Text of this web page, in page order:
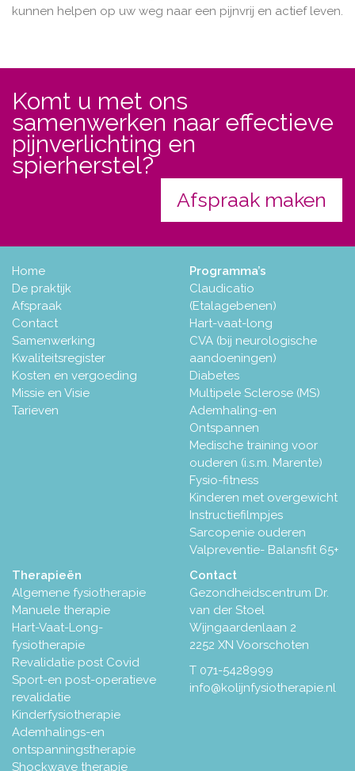
kunnen helpen op uw weg naar een pijnvrij en actief leven.
Komt u met ons
samenwerken naar effectieve
pijnverlichting en
spierherstel?
Afspraak maken
Home
De praktijk
Afspraak
Contact
Samenwerking
Kwaliteitsregister
Kosten en vergoeding
Missie en Visie
Tarieven
Programma’s
Claudicatio
(Etalagebenen)
Hart-vaat-long
CVA (bij neurologische
aandoeningen)
Diabetes
Multipele Sclerose (MS)
Ademhaling-en
Ontspannen
Medische training voor
ouderen (i.s.m. Marente)
Fysio-fitness
Kinderen met overgewicht
Instructiefilmpjes
Sarcopenie ouderen
Valpreventie- Balansfit 65+
Therapieën
Algemene fysiotherapie
Manuele therapie
Hart-Vaat-Long-
fysiotherapie
Revalidatie post Covid
Sport-en post-operatieve
revalidatie
Kinderfysiotherapie
Ademhalings-en
ontspanningstherapie
Shockwave therapie
Contact
Gezondheidscentrum Dr.
van der Stoel
Wijngaardenlaan 2
2252 XN Voorschoten
T 071-5428999
info@kolijnfysiotherapie.nl